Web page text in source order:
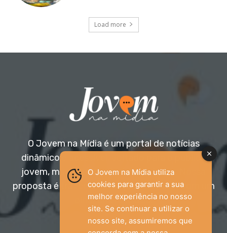
Load more
O Jovem na Mídia é um portal de notícias
dinâmico e acessível, voltado para o público
jovem, mas aberto a todas as idades. Nossa
proposta é trazer informação relevante com um
olhar diferenciado.
Entre em contato:
jovemnamidia2017@gmail.com
O Jovem na Mídia utiliza
cookies para garantir a sua
melhor experiência no nosso
site. Se continuar a utilizar o
nosso site, assumiremos que